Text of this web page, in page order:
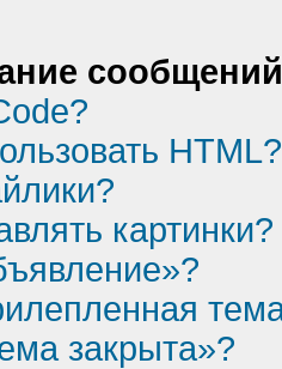
HTML?
картинки?
закрыта»?